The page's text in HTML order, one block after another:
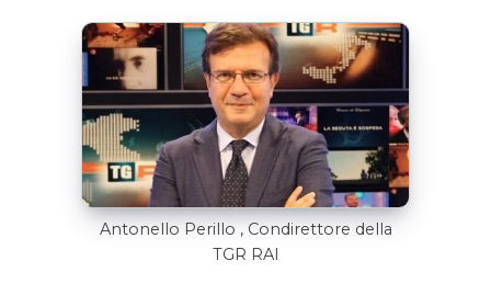
Antonello Perillo , Condirettore della
TGR RAI